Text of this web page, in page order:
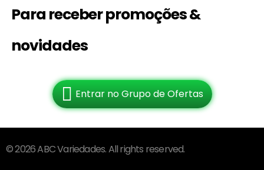
Para receber promoções &
novidades
Entrar no Grupo de Ofertas
© 2026 ABC Variedades. All rights reserved.